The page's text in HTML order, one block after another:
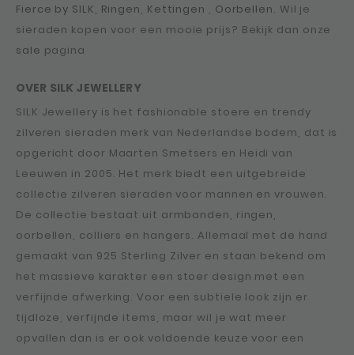
Fierce by SILK Ringen Kettingen Oorbellen. Wil je
sieraden kopen voor een mooie prijs? Bekijk dan onze
sale pagina
OVER SILK JEWELLERY
SILK Jewellery is het fashionable stoere en trendy
zilveren sieraden merk van Nederlandse bodem, dat is
opgericht door Maarten Smetsers en Heidi van
Leeuwen in 2005. Het merk biedt een uitgebreide
collectie zilveren sieraden voor mannen en vrouwen.
De collectie bestaat uit armbanden, ringen,
oorbellen, colliers en hangers. Allemaal met de hand
gemaakt van 925 Sterling Zilver en staan bekend om
het massieve karakter een stoer design met een
verfijnde afwerking. Voor een subtiele look zijn er
tijdloze, verfijnde items, maar wil je wat meer
opvallen dan is er ook voldoende keuze voor een